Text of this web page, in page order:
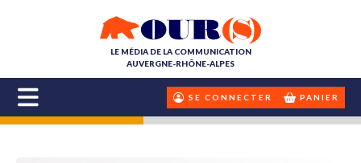
LE MÉDIA DE LA COMMUNICATION
AUVERGNE-RHÔNE-ALPES
SE CONNECTER PANIER